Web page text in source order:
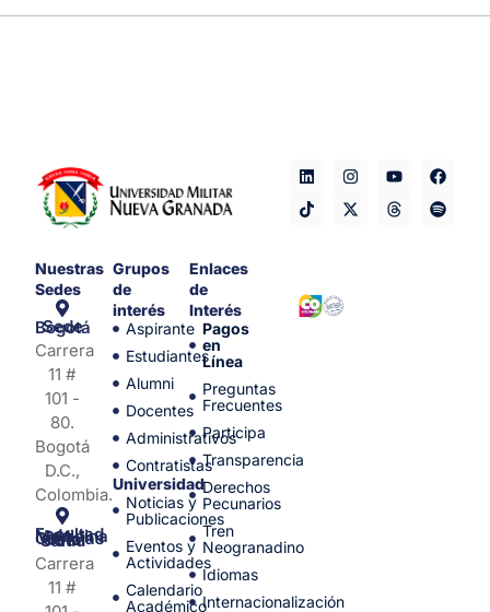
Nuestras
Sedes
Sede Bogotá
Carrera
11 #
101 -
80.
Bogotá
D.C.,
Colombia.
Facultad de Medicina y Ciencias de la Salud
Carrera
11 #
Grupos
de
interés
Aspirante
Estudiantes
Alumni
Docentes
Administrativos
Contratistas
Universidad
Noticias y
Publicaciones
Eventos y
Actividades
Calendario
Académico
Enlaces
de
Interés
Pagos
en
Línea
Preguntas
Frecuentes
Participa
Transparencia
Derechos
Pecunarios
Tren
Neogranadino
Idiomas
Internacionalización